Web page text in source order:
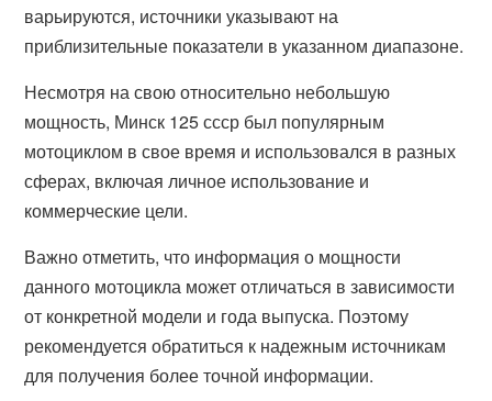
варьируются, источники указывают на
приблизительные показатели в указанном диапазоне.
Несмотря на свою относительно небольшую
мощность, Минск 125 ссср был популярным
мотоциклом в свое время и использовался в разных
сферах, включая личное использование и
коммерческие цели.
Важно отметить, что информация о мощности
данного мотоцикла может отличаться в зависимости
от конкретной модели и года выпуска. Поэтому
рекомендуется обратиться к надежным источникам
для получения более точной информации.